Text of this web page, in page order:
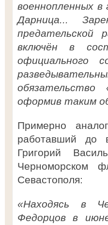
военнопленных в
Дарница...
включён в
официального
оформив таким
Примерно
работавший до
Григорий
Черноморском
Севастополя:
«Находясь в
Федорцов в